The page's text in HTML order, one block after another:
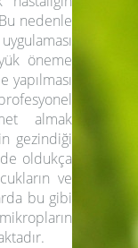
nedenle
öneme
yapılması
almak
gezindiği
oldukça
ve
bu gibi